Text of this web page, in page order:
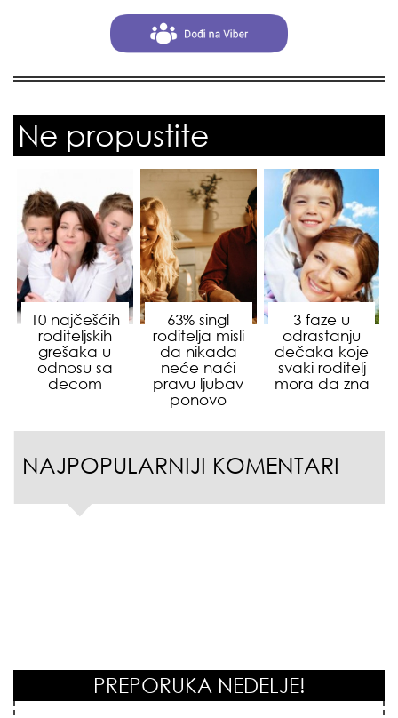
Ne propustite
10 najčešćih
roditeljskih
grešaka u
odnosu sa
decom
63% singl
roditelja misli
da nikada
neće naći
pravu ljubav
ponovo
3 faze u
odrastanju
dečaka koje
svaki roditelj
mora da zna
NAJPOPULARNIJI KOMENTARI
PREPORUKA NEDELJE!